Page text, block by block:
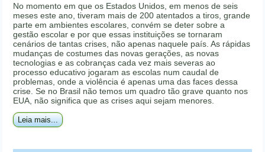
No momento em que os Estados Unidos, em menos de seis
meses este ano, tiveram mais de 200 atentados a tiros, grande
parte em ambientes escolares, convém se deter sobre a
gestão escolar e por que essas instituições se tornaram
cenários de tantas crises, não apenas naquele país. As rápidas
mudanças de costumes das novas gerações, as novas
tecnologias e as cobranças cada vez mais severas ao
processo educativo jogaram as escolas num caudal de
problemas, onde a violência é apenas uma das faces dessa
crise. Se no Brasil não temos um quadro tão grave quanto nos
EUA, não significa que as crises aqui sejam menores.
Leia mais...